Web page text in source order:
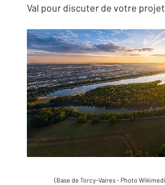
Val pour discuter de votre
(Base de Torcy-Vaires - Photo